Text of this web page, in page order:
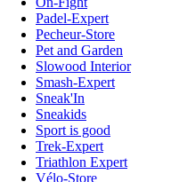
Padel-Expert
Pecheur-Store
Pet and Garden
Slowood Interior
Smash-Expert
Sneak'In
Sneakids
Sport is good
Trek-Expert
Triathlon Expert
Vélo-Store